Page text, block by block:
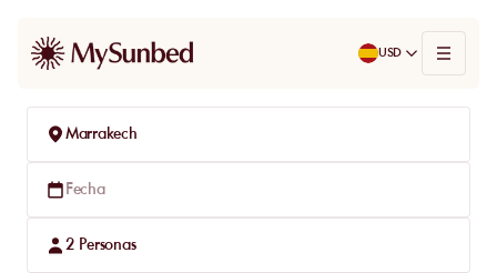
USD
Marrakech
Fecha
2 Personas